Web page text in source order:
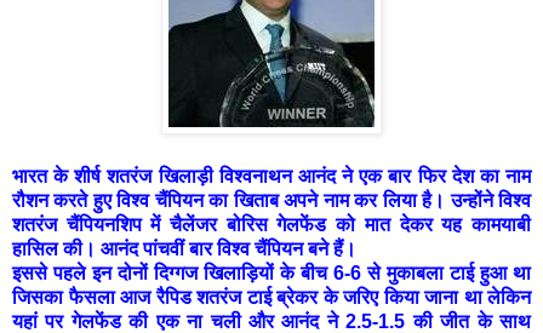
भारत के शीर्ष शतरंज खिलाड़ी विश्वनाथन आनंद ने एक बार फिर देश का नाम
रौशन करते हुए विश्व चैंपियन का खिताब अपने नाम कर लिया है। उन्होंने विश्व
शतरंज चैंपियनशिप में चैलेंजर बोरिस गेलफेंड को मात देकर यह कामयाबी
हासिल की। आनंद पांचवीं बार विश्व चैंपियन बने हैं।
इससे पहले इन दोनों दिग्गज खिलाड़ियों के बीच 6-6 से मुकाबला टाई हुआ था
जिसका फैसला आज रैपिड शतरंज टाई ब्रेकर के जरिए किया जाना था लेकिन
यहां पर गेलफेंड की एक ना चली और आनंद ने 2.5-1.5 की जीत के साथ